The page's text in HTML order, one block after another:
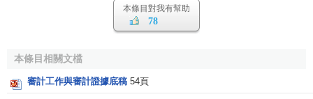
綜合類工作底稿指註冊會計師在審計計劃階段和審計報
告階段，為規劃、控制和總結整個審計工作併發表
計計劃、審計總結
調整彙總表、審計報告、 管理建議書
本條目對我有幫助
78
本條目相關文檔
審計工作與審計證據底稿 54頁